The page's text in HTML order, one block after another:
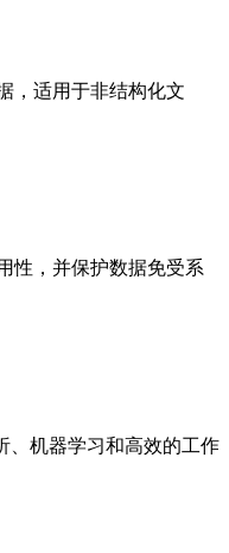
，适用于非结构化文
性，并保护数据免受系
、机器学习和高效的工作